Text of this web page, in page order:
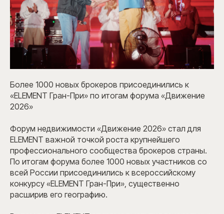
Более 1000 новых брокеров присоединились к
«ELEMENT Гран-При» по итогам форума «Движение
2026»
Форум недвижимости «Движение 2026» стал для
ELEMENT важной точкой роста крупнейшего
профессионального сообщества брокеров страны.
По итогам форума более 1000 новых участников со
всей России присоединились к всероссийскому
конкурсу «ELEMENT Гран-При», существенно
расширив его географию.